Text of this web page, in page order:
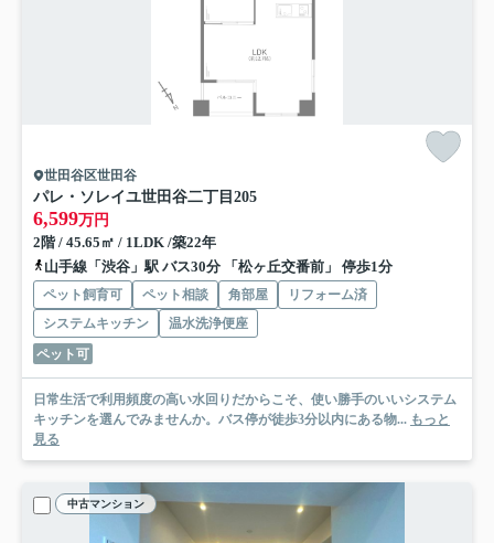
世田谷区世田谷
パレ・ソレイユ世田谷二丁目 205
6,599万円
2階 / 45.65㎡ / 1LDK /築22年
山手線「渋谷」駅 バス30分 「松ヶ丘交番前」 停歩1分
ペット飼育可 ペット相談 角部屋
リフォーム済
システムキッチン
温水洗浄便座
ペット可
日常生活で利用頻度の高い水回りだからこそ、使い勝手のいいシステム
キッチンを選んでみませんか。バス停が徒歩3分以内にある物... もっと
見る
中古マンション